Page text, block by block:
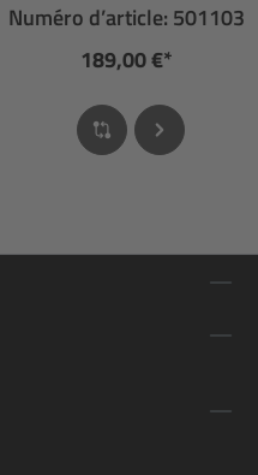
Numéro d’article: 501103
189,00 €*